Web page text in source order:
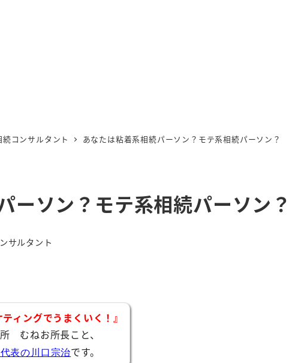
続コンサルタント あなたは粘着系相続パーソン？モテ系相続パーソン？
ーソン？モテ系相続パーソン？
サルタント
ィングでうまくいく！』
むねお所長こと、
表の川口宗治です。